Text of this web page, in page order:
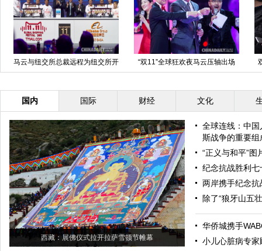
云压轴助阵 网购交
额超300亿
国内 国际 财经 文化
西藏：展佛仪式拉开拉萨雪顿节帷幕
全球连线：中
斯战争的重要组
“正义与和平”图
纪念抗战胜利
两岸携手纪念
除了“狼牙山五
华侨城携手
小儿心脏病专家